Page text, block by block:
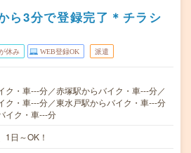
ら3分で登録完了＊チラシ
休み WEB登録OK 派遣
ク・車---分／赤塚駅からバイク・車---分／
ク・車---分／東水戸駅からバイク・車---分
イク・車---分
1日～OK！